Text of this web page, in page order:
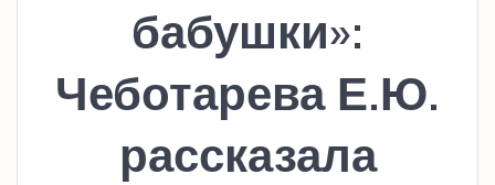
бабушки»:
Чеботарева Е.Ю.
рассказала